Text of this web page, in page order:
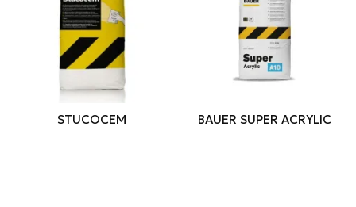
STUCOCEM BAUER SUPER ACRYLIC